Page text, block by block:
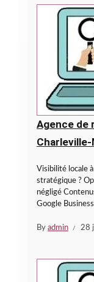
Agence de
Visibilité locale
stratégique ?
négligé
Google
By admin 28